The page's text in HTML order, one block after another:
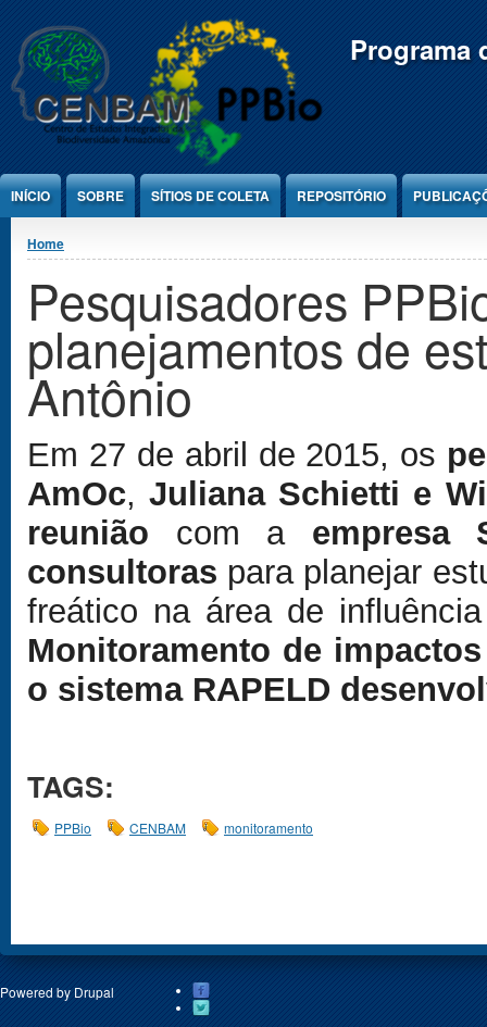
Programa
INÍCIO SOBRE SÍTIOS DE COLETA REPOSITÓRIO
You are here
Home
Pesquisadores
planejamentos de
Antônio
Em 27 de abril de 2015, os
AmOc,Juliana Schietti e
reunião com a empresa
consultoras para planejar
freático na área de
Monitoramento de
o sistema RAPELD
TAGS:
PPBio CENBAM monitoramento
Powered by Drupal